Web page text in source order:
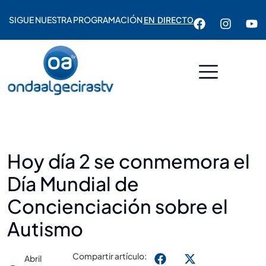
SIGUE NUESTRA PROGRAMACIÓNEN DIRECTO
Hoy día 2 se conmemora el
Día Mundial de
Concienciación sobre el
Autismo
Abril
Compartir artículo: